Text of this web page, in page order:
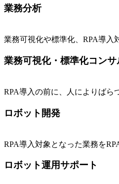
業務分析
業務可視化や標準化、RPA導入
業務可視化・標準化コン
RPA導入の前に、人によりばら
ロボット開発
RPA導入対象となった業務を
ロボット運用サポート